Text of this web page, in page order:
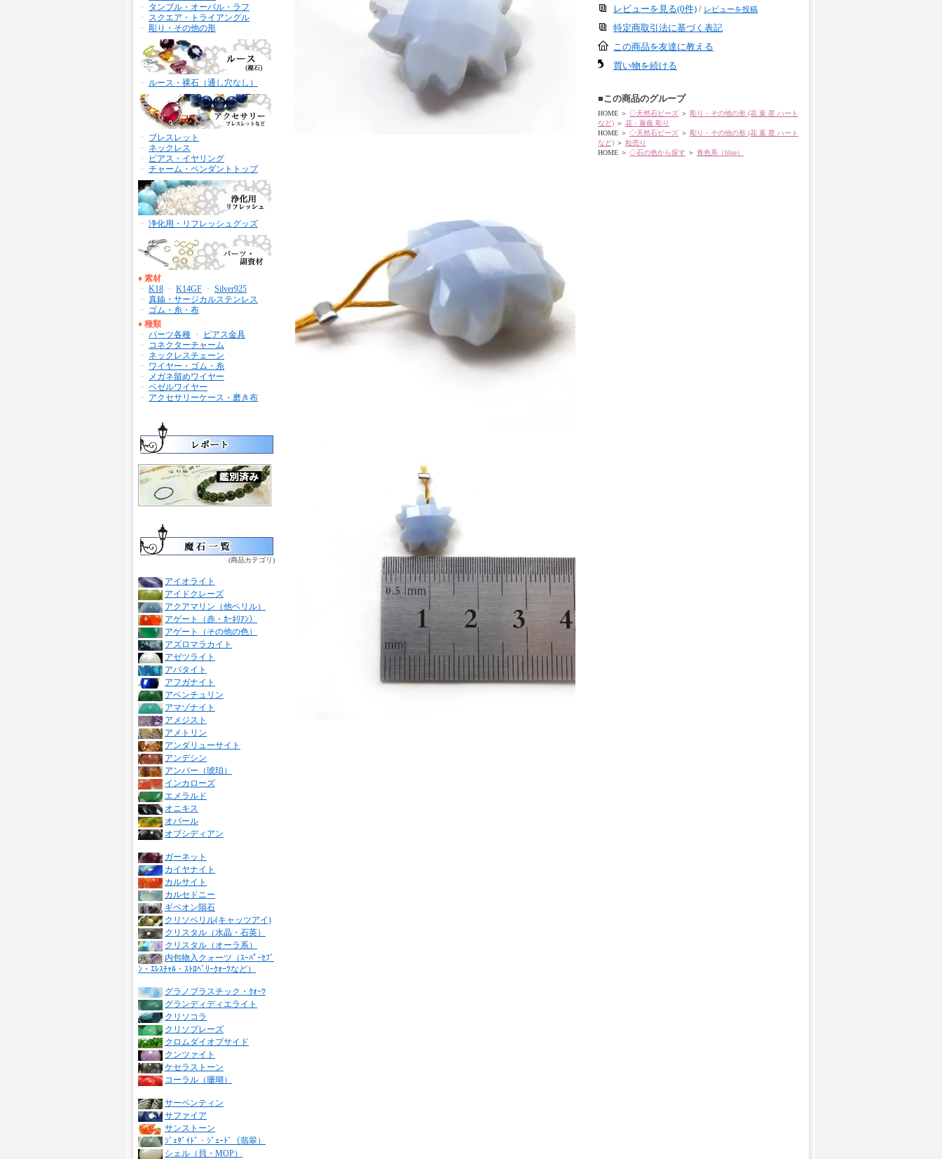
・
タンブル・オーバル・ラフ
・
スクエア・トライアングル
・ 彫り・その他の形
・ ルース・裸石（通し穴なし）
・
ブレスレット
・
ネックレス
・
ピアス・イヤリング
・ チャーム・ペンダントトップ
・ 浄化用・リフレッシュグッズ
♦ 素材
・ K18 ・ K14GF ・ Silver925
・ 真鍮・サージカルステンレス
・
ゴム・糸・布
♦ 種類
・ パーツ各種 ・
ピアス金具
・
コネクターチャーム
・
ネックレスチェーン
・
ワイヤー・ゴム・糸
・
メガネ留めワイヤー
・ ベゼルワイヤー
・
アクセサリーケース・磨き布
(商品カテゴリ)
アイオライト
アイドクレーズ
アクアマリン（他ベリル）
アゲート（赤・ｶｰﾈﾘｱﾝ）
アゲート（その他の色）
アズロマラカイト
アゼツライト
アパタイト
アフガナイト
アベンチュリン
アマゾナイト
アメジスト
アメトリン
アンダリューサイト
アンデシン
アンバー（琥珀）
インカローズ
エメラルド
オニキス
オパール
オブシディアン
ガーネット
カイヤナイト
カルサイト
カルセドニー
ギベオン隕石
クリソベリル(キャッツアイ)
クリスタル（水晶・石英）
クリスタル（オーラ系）
内包物入クォーツ（ｽｰﾊﾟｰｾﾌﾞ
ﾝ・ｴﾚｽﾁｬﾙ・ｽﾄﾛﾍﾞﾘｰｸｫｰﾂなど）
グラノブラスチック・ｸｫｰﾂ
グランディディエライト
クリソコラ
クリソプレーズ
クロムダイオプサイド
クンツァイト
ケセラストーン
コーラル（珊瑚）
サーペンティン
サファイア
サンストーン
ｼﾞｪﾀﾞｲﾄﾞ・ｼﾞｪｰﾄﾞ（翡翠）
シェル（貝・MOP）
レビューを見る(0件) / レビューを投稿
特定商取引法に基づく表記
この商品を友達に教える
買い物を続ける
■この商品のグループ
HOME ＞ ◇天然石ビーズ ＞ 彫り・その他の形 (花 葉 星 ハート
など) ＞ 花・薔薇 彫り
HOME ＞ ◇天然石ビーズ ＞ 彫り・その他の形 (花 葉 星 ハート
など) ＞ 粒売り
HOME ＞ ◇石の色から探す ＞ 青色系（blue）